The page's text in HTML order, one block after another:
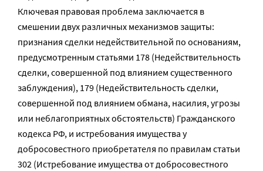
Ключевая правовая проблема заключается в
смешении двух различных механизмов защиты:
признания сделки недействительной по основаниям,
предусмотренным статьями 178 (Недействительность
сделки, совершенной под влиянием существенного
заблуждения), 179 (Недействительность сделки,
совершенной под влиянием обмана, насилия, угрозы
или неблагоприятных обстоятельств) Гражданского
кодекса РФ, и истребования имущества у
добросовестного приобретателя по правилам статьи
302 (Истребование имущества от добросовестного